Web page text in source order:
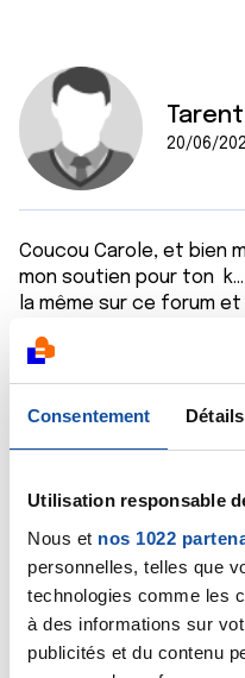
Consentement Détails
Utilisation responsable
Nous et nos 1022
personnelles, telles que
technologies comme les
à des informations sur
publicités et du contenu
20/06/
Coucou Carole, et bien
mon soutien pour ton
la même sur ce forum
carole .Comme le dit si
métastasé devient un k
longtemps avec, alors
Citer